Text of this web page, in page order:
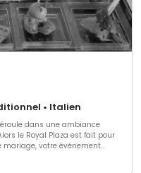
• Italien
dans une ambiance
le Royal Plaza est fait pour
mariage, votre événement
tous vos convives se